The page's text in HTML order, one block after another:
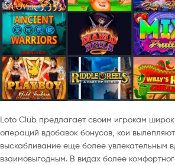
Loto Club предлагает своим игрокам
операций вдобавок бонусов, кои
выскабливание еще более увлекательным
взаимовыгодным. В видах более